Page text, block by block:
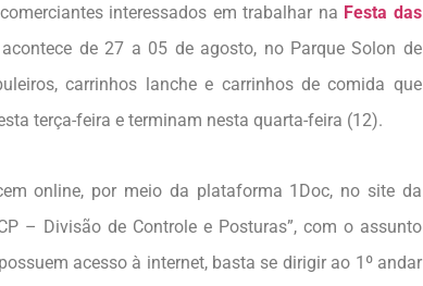
interessados em trabalhar na Festa das
de 27 a 05 de agosto, no Parque Solon de
carrinhos lanche e carrinhos de comida que
terça-feira e terminam nesta quarta-feira (12).
online, por meio da plataforma 1Doc, no site da
– Divisão de Controle e Posturas”, com o assunto
acesso à internet, basta se dirigir ao 1º andar